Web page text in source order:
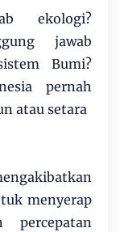
ekologi?
jawab
Bumi?
pernah
atau setara
menyerap
percepatan